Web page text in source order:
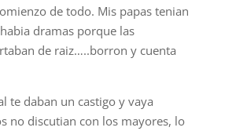
de todo. Mis papas tenian
dramas porque las
de raiz…..borron y cuenta
te daban un castigo y vaya
no discutian con los mayores, lo